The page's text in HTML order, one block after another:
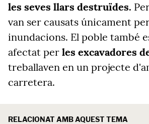
les seves llars destruïdes.
van ser causats únicament
inundacions. El poble també
afectat per les excavadores
treballaven en un projecte
carretera.
RELACIONAT AMB AQUEST TEMA